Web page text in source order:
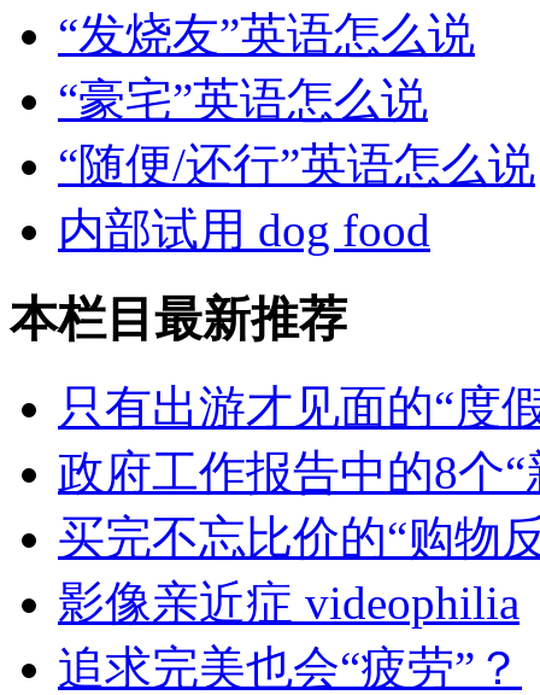
“发烧友”英语怎么说
“豪宅”英语怎么说
“随便/还行”英语怎么说
内部试用 dog food
本栏目最新推荐
只有出游才见面的“度
政府工作报告中的8个“
买完不忘比价的“购物
影像亲近症 videophilia
追求完美也会“疲劳”？